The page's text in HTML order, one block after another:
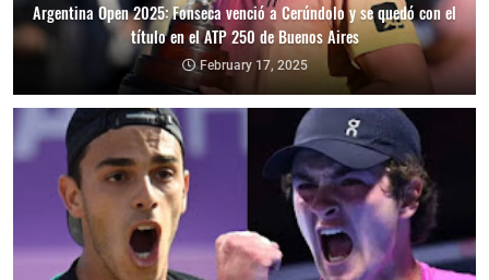
Argentina Open 2025: Fonseca venció a Cerúndolo y se quedó con el
título en el ATP 250 de Buenos Aires
February 17, 2025